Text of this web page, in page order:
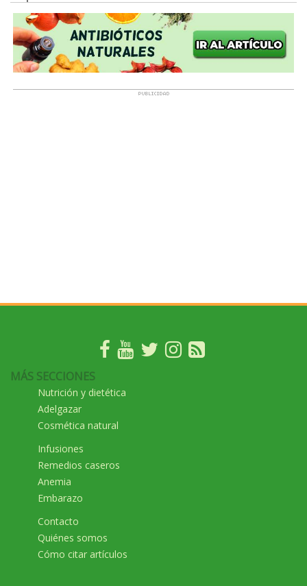
MÁS SECCIONES
Nutrición y dietética
Adelgazar
Cosmética natural
Infusiones
Remedios caseros
Anemia
Embarazo
Contacto
Quiénes somos
Cómo citar artículos